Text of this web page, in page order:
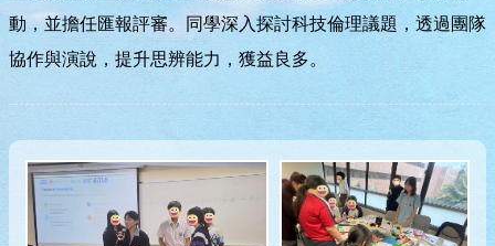
動，並擔任匯報評審。同學深入探討科技倫理議題，透過團隊
協作與演說，提升思辨能力，獲益良多。